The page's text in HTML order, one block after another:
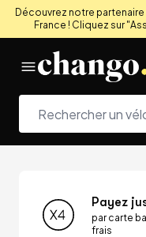
Découvrez notre
France ! Cliquez sur
Payez
par carte
frais